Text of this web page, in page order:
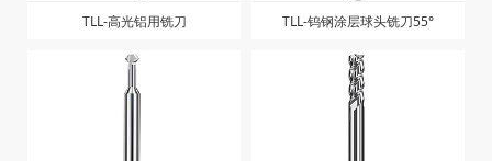
TLL-高光铝用铣刀 TLL-钨钢涂层球头铣刀55°